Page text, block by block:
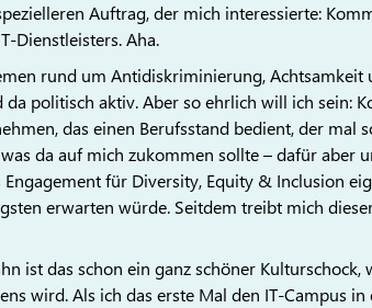
Auftrag, der mich interessierte:
Dienstleisters. Aha.
rund um Antidiskriminierung, Achtsamkeit
politisch aktiv. Aber so ehrlich will ich sein:
das einen Berufsstand bedient, der mal
da auf mich zukommen sollte – dafür aber
für Diversity, Equity & Inclusion
erwarten würde. Seitdem treibt mich
ist das schon ein ganz schöner Kulturschock,
wird. Als ich das erste Mal den IT-Campus